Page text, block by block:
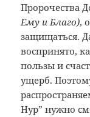
Пророчества
Ему и Благо),
защищаться.
воспринято,
пользы и
ущерб.
Нур” нужно